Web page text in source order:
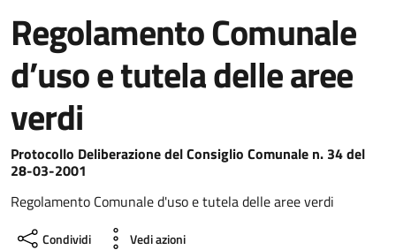
Regolamento Comunale
d’uso e tutela delle aree
verdi
Dettagli del documento
Protocollo Deliberazione del Consiglio Comunale n. 34 del
28-03-2001
Regolamento Comunale d'uso e tutela delle aree verdi
Condividi Vedi azioni